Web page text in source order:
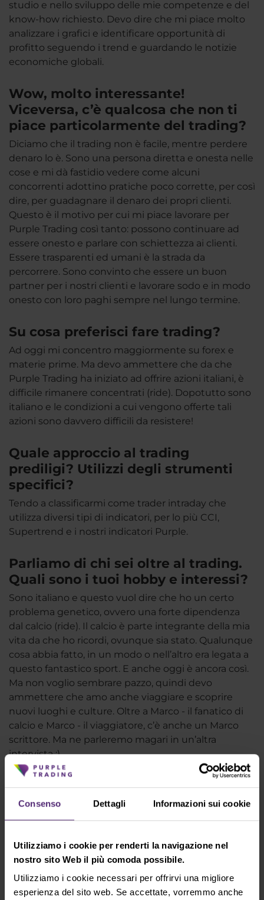
Consenso Dettagli Informazioni sui cookie
Utilizziamo i cookie per renderti la navigazione nel
nostro sito Web il più comoda possibile.
Utilizziamo i cookie necessari per offrirvi una migliore
esperienza del sito web. Se accettate, vorremmo anche
studio e nello sviluppo delle mie competenze e del
know-how richiesto. Devo dire che mi piace molto
analizzare i grafici e identificare opportunità di
profitto seguendo i trend e guardando le notizie
economiche globali.
Wow, molto interessante!
Viceversa, c’è qualcosa che non ti
piace particolarmente del trading?
Diciamo che il trading non è facile, mentre perdere
denaro lo è. Sono una persona diretta e onesta nelle
cose e mi dà fastidio vedere come alcuni
concorrenti adottino pratiche poco corrette, per così
dire, per guadagnare il denaro dei propri clienti.
Questo è il motivo per cui mi piace lavorare per
Purple Trading così tanto: possono continuare ad
essere onesto e parlare con schiettezza ai clienti.
Essere trasparenti ed umani è la strada da
percorrere. Sono convinto che essere un buon
partner per i nostri clienti e lavorare sodo e in modo
onesto con loro paghi sempre nel lungo termine.
Su cosa preferisci fare trading?
Ad oggi mi concentro maggiormente su forex e
materie prime. Ma devo ammettere che da che
Purple Trading ha iniziato ad offrire azioni italiani, è
difficile rimanere concentrati (ride). Dopotutto sono
italiano e le condizioni a cui vengono offerte tali
azioni sono davvero difficili da resistere!
Quale approccio al trading
prediligi? Utilizzi degli strumenti
specifici?
Tendo a classificarmi come trader intraday che
utilizza diversi tipi di indicatori, per lo più CCI,
Supertrend e i nostri indicatori Purple.
Parliamo di chi sei oltre al trading.
Quali sono i tuoi hobby e interessi?
Sono italiano e questo vuol dire che ho un certo
problema genetico, ovvero una forte dipendenza
dal calcio (ride). Il calcio è parte integrante della mia
vita da che ho ricordi, ovunque sia stato. Qualunque
cosa abbia fatto, in un modo o nell’altro era legata a
questo fantastico sport. E anche oggi è ancora così.
Ma non voglio sembrare pazzo, quindi devo
ammettere che amo anche viaggiare e scoprire
nuovi luoghi e culture. Oltre a Marco - il fanatico di
calcio e Marco - il viaggiatore, c’è anche un Marco
scrittore. Ma ne parleremo magari in un’altra
intervista :)
Marco Martire
Rappresentante commerciale per il
mercato italiano